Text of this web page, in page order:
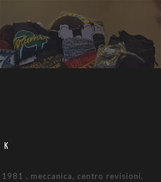
, meccanica, centro revisioni,